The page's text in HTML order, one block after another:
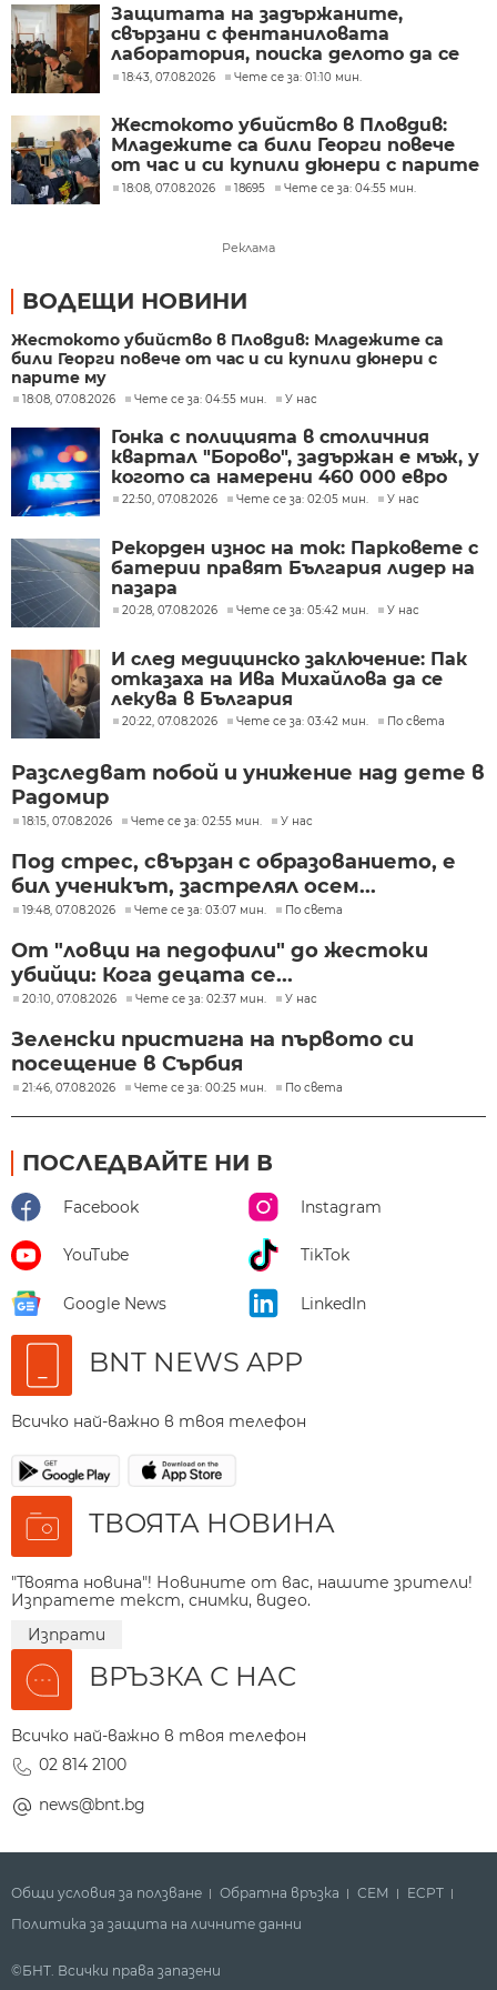
Защитата на задържаните,
свързани с фентаниловата
лаборатория, поиска делото да се
гледа в София
18:43, 07.08.2026 Чете се за: 01:10 мин.
Жестокото убийство в Пловдив:
Младежите са били Георги повече
от час и си купили дюнери с парите
му
18:08, 07.08.2026 18695 Чете се за: 04:55 мин.
Реклама
ВОДЕЩИ НОВИНИ
Жестокото убийство в Пловдив: Младежите са
били Георги повече от час и си купили дюнери с
парите му
18:08, 07.08.2026 Чете се за: 04:55 мин. У нас
Гонка с полицията в столичния
квартал "Борово", задържан е мъж, у
когото са намерени 460 000 евро
22:50, 07.08.2026 Чете се за: 02:05 мин. У нас
Рекорден износ на ток: Парковете с
батерии правят България лидер на
пазара
20:28, 07.08.2026 Чете се за: 05:42 мин. У нас
И след медицинско заключение: Пак
отказаха на Ива Михайлова да се
лекува в България
20:22, 07.08.2026 Чете се за: 03:42 мин. По света
Разследват побой и унижение над дете в
Радомир
18:15, 07.08.2026 Чете се за: 02:55 мин. У нас
Под стрес, свързан с образованието, е
бил ученикът, застрелял осем...
19:48, 07.08.2026 Чете се за: 03:07 мин. По света
От "ловци на педофили" до жестоки
убийци: Кога децата се...
20:10, 07.08.2026 Чете се за: 02:37 мин. У нас
Зеленски пристигна на първото си
посещение в Сърбия
21:46, 07.08.2026 Чете се за: 00:25 мин. По света
ПОСЛЕДВАЙТЕ НИ В
Facebook Instagram
YouTube TikTok
Google News LinkedIn
BNT NEWS APP
Всичко най-важно в твоя телефон
ТВОЯТА НОВИНА
"Твоята новина"! Новините от вас, нашите зрители!
Изпратете текст, снимки, видео.
Изпрати
ВРЪЗКА С НАС
Всичко най-важно в твоя телефон
02 814 2100
news@bnt.bg
Общи условия за ползване Обратна връзка СЕМ
ECPT
Политика за защита на личните данни
©БНТ. Всички права запазени